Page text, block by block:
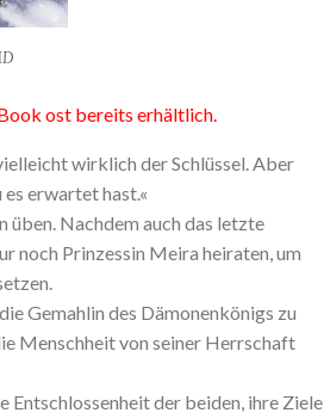
ost bereits erhältlich.
wirklich der Schlüssel. Aber
erwartet hast.«
üben. Nachdem auch das letzte
noch Prinzessin Meira heiraten, um
Gemahlin des Dämonenkönigs zu
Menschheit von seiner Herrschaft
der beiden, ihre Ziele